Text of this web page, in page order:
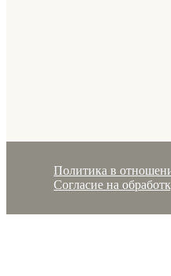
Политика в
Согласие на